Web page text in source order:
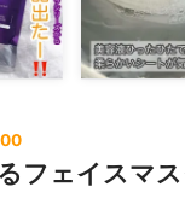
フェイスマ